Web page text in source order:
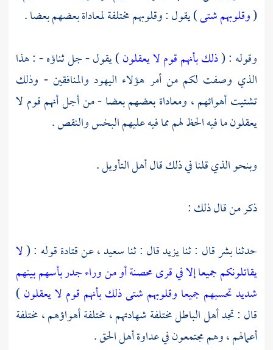
(وقلوبهم شتى) يقول : وقلوبهم مختلفة لمعاداة بعضهم بعضا .
وقوله : (ذلك بأنهم قوم لا يعقلون) يقول - جل ثناؤه - : هذا
الذي وصفت لكم من أمر هؤلاء اليهود والمنافقين - وذلك
تشتيت أهوائهم ، ومعاداة بعضهم بعضا - من أجل أنهم قوم لا
يعقلون ما فيه الحظ لهم مما فيه عليهم البخس والنقص .
وبنحو الذي قلنا في ذلك قال أهل التأويل .
ذكر من قال ذلك :
حدثنابشرقال : ثنايزيدقال : ثناسعيد، عنقتادةقوله : (لا
يقاتلونكم جميعا إلا في قرى محصنة أو من وراء جدر بأسهم بينهم
شديد تحسبهم جميعا وقلوبهم شتى ذلك بأنهم قوم لا يعقلون)
قال : تجد أهل الباطل مختلفة شهادتهم ، مختلفة أهواؤهم ، مختلفة
أعمالهم ، وهم مجتمعون في عداوة أهل الحق .